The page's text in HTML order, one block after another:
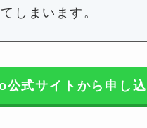
しまいます。
公式サイトから申し